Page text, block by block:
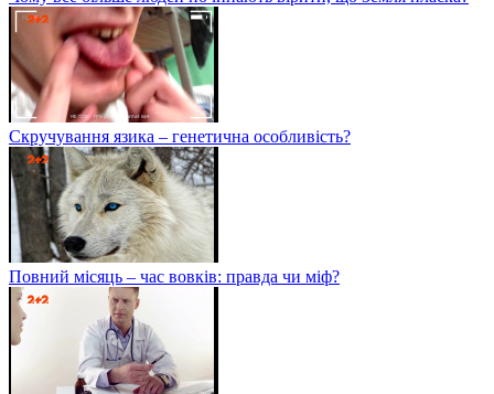
Скручування язика – генетична особливість?
Повний місяць – час вовків: правда чи міф?